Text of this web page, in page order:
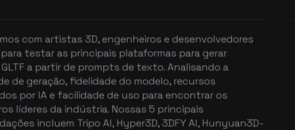
com artistas 3D, engenheiros e desenvolvedores
testar as principais plataformas para gerar
a partir de prompts de texto. Analisando a
de geração, fidelidade do modelo, recursos
por IA e facilidade de uso para encontrar os
líderes da indústria. Nossas 5 principais
incluem Tripo AI, Hyper3D, 3DFY AI, Hunyuan3D-